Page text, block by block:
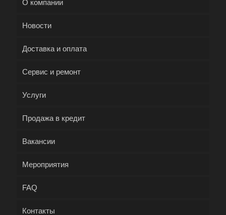
О компании
Новости
Доставка и оплата
Сервис и ремонт
Услуги
Продажа в кредит
Вакансии
Мероприятия
FAQ
Контакты